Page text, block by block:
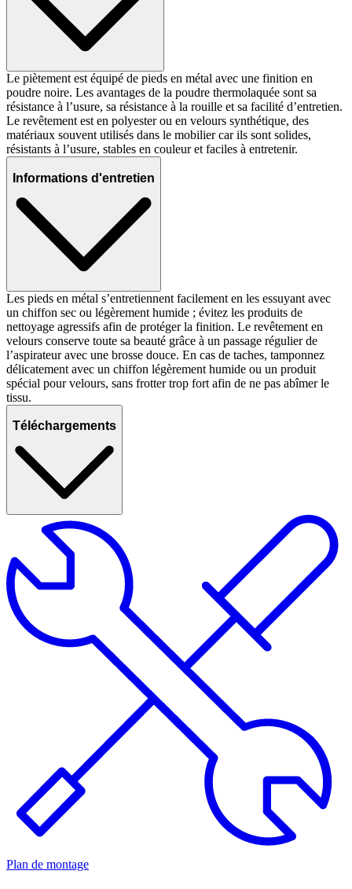
Le piètement est équipé de pieds en métal avec une finition en
poudre noire. Les avantages de la poudre thermolaquée sont sa
résistance à l’usure, sa résistance à la rouille et sa facilité d’entretien.
Le revêtement est en polyester ou en velours synthétique, des
matériaux souvent utilisés dans le mobilier car ils sont solides,
résistants à l’usure, stables en couleur et faciles à entretenir.
Informations d'entretien
Les pieds en métal s’entretiennent facilement en les essuyant avec
un chiffon sec ou légèrement humide ; évitez les produits de
nettoyage agressifs afin de protéger la finition. Le revêtement en
velours conserve toute sa beauté grâce à un passage régulier de
l’aspirateur avec une brosse douce. En cas de taches, tamponnez
délicatement avec un chiffon légèrement humide ou un produit
spécial pour velours, sans frotter trop fort afin de ne pas abîmer le
tissu.
Téléchargements
Plan de montage